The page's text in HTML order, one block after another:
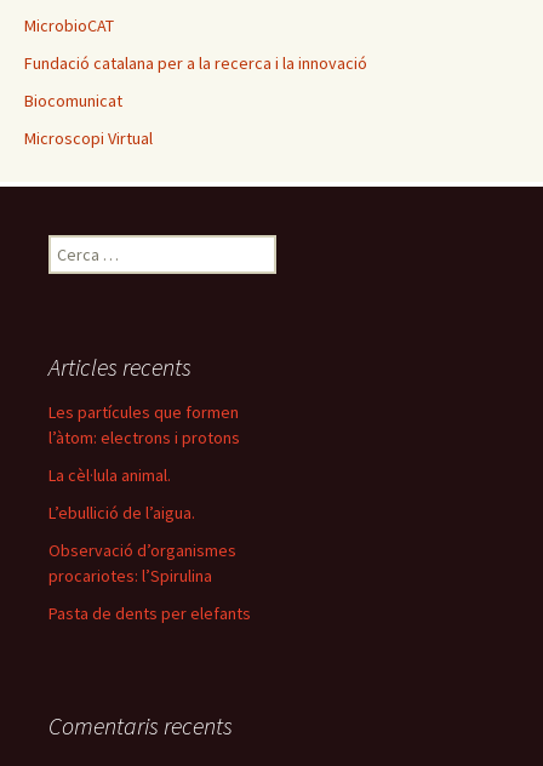
MicrobioCAT
Fundació catalana per a la recerca i la innovació
Biocomunicat
Microscopi Virtual
e
:Articles recents
Les partícules que formen
l’àtom: electrons i protons
La cèl·lula animal.
L’ebullició de l’aigua.
Observació d’organismes
procariotes: l’Spirulina
Pasta de dents per elefants
Comentaris recents